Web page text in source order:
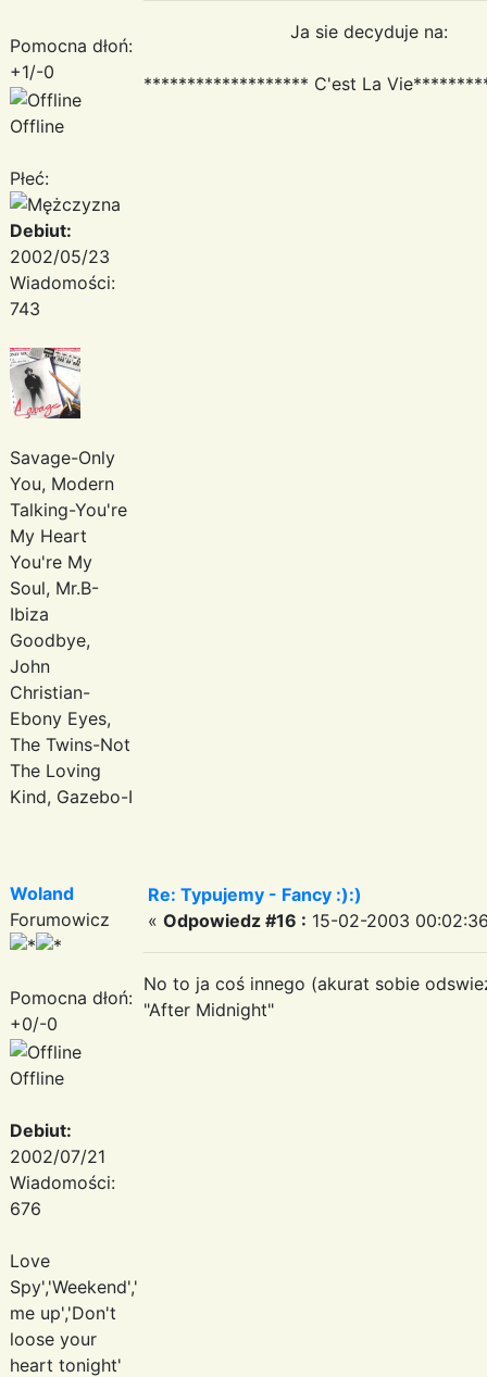
Pomocna dłoń:
+1/-0
Offline
Płeć:
Debiut:
2002/05/23
Wiadomości:
743
Savage-Only
You, Modern
Talking-You're
My Heart
You're My
Soul, Mr.B-
Ibiza
Goodbye,
John
Christian-
Ebony Eyes,
The Twins-Not
The Loving
Kind, Gazebo-I
Ja sie decyduje na:
******************* C'est La
Woland
Forumowicz
Pomocna dłoń:
+0/-0
Offline
Debiut:
2002/07/21
Wiadomości:
676
Love
Spy','Weekend','Take
me up','Don't
loose your
heart tonight'
Re: Typujemy - Fancy :):)
« Odpowiedz #16 : 15-02-2003
No to ja coś innego (akurat sobie
"After Midnight"